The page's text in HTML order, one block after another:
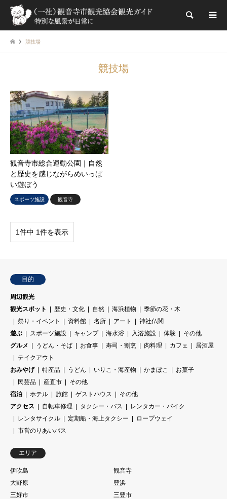
検索
競技場
競技場
観音寺市総合運動公園｜自然
と歴史を感じながらめいっぱ
い遊ぼう
スポーツ施設 観音寺
1件中 1件を表示
目的
周辺観光
観光スポット
歴史・文化 自然 海浜植物
季節の花・木
祭り・イベント
資料館 名所 アート
神社仏閣
遊ぶ
スポーツ施設 キャンプ 海水浴 入浴施設 体験
その他
グルメ
うどん・そば お食事 寿司・割烹 肉料理 カフェ
居酒屋
テイクアウト
おみやげ
特産品 うどん いりこ・海産物 かまぼこ
お菓子
民芸品
産直市
その他
宿泊
ホテル 旅館 ゲストハウス
その他
アクセス
自転車修理 タクシー・バス
レンタカー・バイク
レンタサイクル
定期船・海上タクシー
ロープウェイ
市営のりあいバス
エリア
伊吹島
観音寺
大野原
豊浜
三好市
三豊市